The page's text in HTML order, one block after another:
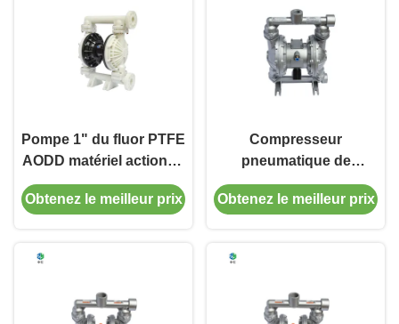
Pompe 1" du fluor PTFE
AODD matériel actionné
pneumatique de pompe
à diaphragme sur le fer
Obtenez le meilleur prix
Compresseur
pneumatique de
diaphragme de double
de la pompe à
Obtenez le meilleur prix